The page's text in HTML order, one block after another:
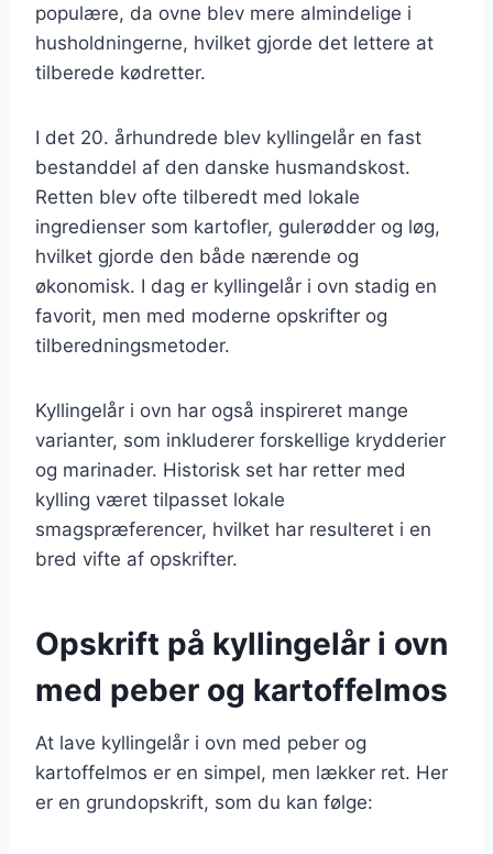
populære, da ovne blev mere almindelige i
husholdningerne, hvilket gjorde det lettere at
tilberede kødretter.
I det 20. århundrede blev kyllingelår en fast
bestanddel af den danske husmandskost.
Retten blev ofte tilberedt med lokale
ingredienser som kartofler, gulerødder og løg,
hvilket gjorde den både nærende og
økonomisk. I dag er kyllingelår i ovn stadig en
favorit, men med moderne opskrifter og
tilberedningsmetoder.
Kyllingelår i ovn har også inspireret mange
varianter, som inkluderer forskellige krydderier
og marinader. Historisk set har retter med
kylling været tilpasset lokale
smagspræferencer, hvilket har resulteret i en
bred vifte af opskrifter.
Opskrift på kyllingelår i ovn
med peber og kartoffelmos
At lave kyllingelår i ovn med peber og
kartoffelmos er en simpel, men lækker ret. Her
er en grundopskrift, som du kan følge: